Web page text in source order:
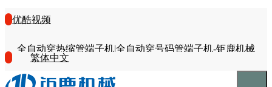
优酷视频
全自动穿热缩管端子机|全自动穿号码管端子机-钜鹿机械
繁体中文